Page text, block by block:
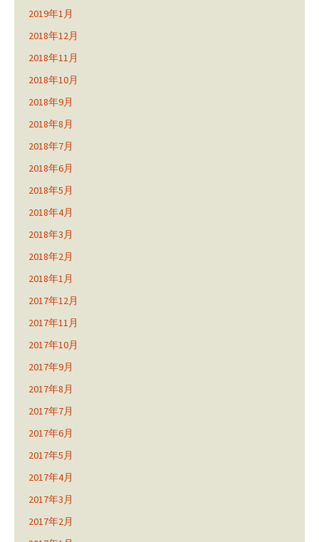
2019年1月
2018年12月
2018年11月
2018年10月
2018年9月
2018年8月
2018年7月
2018年6月
2018年5月
2018年4月
2018年3月
2018年2月
2018年1月
2017年12月
2017年11月
2017年10月
2017年9月
2017年8月
2017年7月
2017年6月
2017年5月
2017年4月
2017年3月
2017年2月